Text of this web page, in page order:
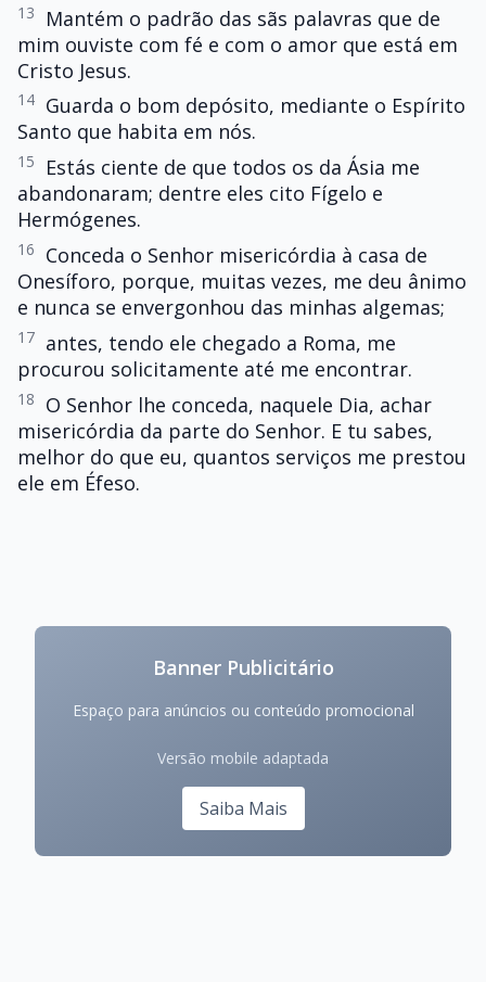
13
Mantém o padrão das sãs palavras que de
mim ouviste com fé e com o amor que está em
Cristo Jesus.
14 Guarda o bom depósito, mediante o Espírito
Santo que habita em nós.
15
Estás ciente de que todos os da Ásia me
abandonaram; dentre eles cito Fígelo e
Hermógenes.
16
Conceda o Senhor misericórdia à casa de
Onesíforo, porque, muitas vezes, me deu ânimo
e nunca se envergonhou das minhas algemas;
17 antes, tendo ele chegado a Roma, me
procurou solicitamente até me encontrar.
18
O Senhor lhe conceda, naquele Dia, achar
misericórdia da parte do Senhor. E tu sabes,
melhor do que eu, quantos serviços me prestou
ele em Éfeso.
Banner Publicitário
Espaço para anúncios ou conteúdo promocional
Versão mobile adaptada
Saiba Mais